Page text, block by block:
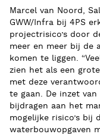
Marcel van Noord,
GWW/Infra bij 4PS
projectrisico’s door
meer en meer bij de
komen te liggen.
zien het als een
met deze
te gaan. De inzet van
bijdragen aan het
mogelijke risico’s bij
waterbouwopgaven